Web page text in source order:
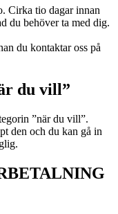
Cirka tio dagar innan
du behöver ta med dig.
du kontaktar oss på
du vill”
”när du vill”.
den och du kan gå in